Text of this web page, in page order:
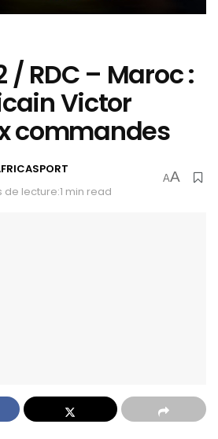
/ RDC – Maroc :
Victor
commandes
de lecture:1 min read
AA